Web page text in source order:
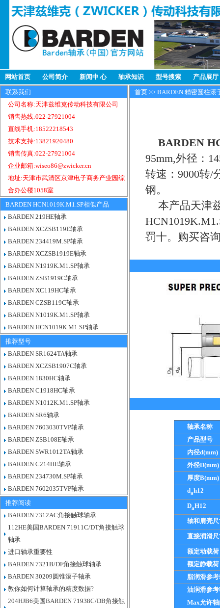
网站首页 公司简介 新闻中 心 轴承知识 型号搜索 产品展厅
联系我们
公司名称:天津兹维克传动科技有限公司
销售热线:022-27921004
直线手机:18522218543
技术支持:13821920480
销售传真:022-27921004
企业邮箱:wiseo86@zwicker.cn
地址:天津市武清区京津电子商务产业园综
合办公楼1058室
BARDEN HCN1019K.M1.SP相似产品
BARDEN 219HE轴承
BARDEN XCZSB119E轴承
BARDEN 234419M.SP轴承
BARDEN XCZSB1919E轴承
BARDEN N1919K.M1.SP轴承
BARDEN ZSB1919C轴承
BARDEN XC119HC轴承
BARDEN CZSB119C轴承
BARDEN N1019K.M1.SP轴承
BARDEN HCN1019K.M1.SP轴承
推荐型号
BARDEN SR1624TA轴承
BARDEN XCZSB1907C轴承
BARDEN 1830HC轴承
BARDEN C1918HC轴承
BARDEN N1012K.M1.SP轴承
BARDEN SR6轴承
BARDEN 7603030TVP轴承
BARDEN ZSB108E轴承
BARDEN SWR1012TA轴承
BARDEN C214HE轴承
BARDEN 234730M.SP轴承
BARDEN 7602035TVP轴承
推荐阅读
BARDEN 7312AC角接触球轴承
112HE美国BARDEN 71911C/DT角接触球
轴承
进口轴承重要性
BARDEN 7321B/DF角接触球轴承
BARDEN 30209圆锥滚子轴承
教你如何计算轴承的精度数据?
204HJB6美国BARDEN 71938C/DB角接触
首页 >> BARDEN 精密圆柱滚
BARDEN
95mm,外径：
转速：9000转/
钢。
本产品天津
罚十。购买咨
轴承名称
产品型号
内径d(mm)
外径D(mm)
厚度B(mm)
dah12
DaH12
轴和肩壳
直接润滑
额定动载
额定静载
脂润滑参
油润滑参
Max允许